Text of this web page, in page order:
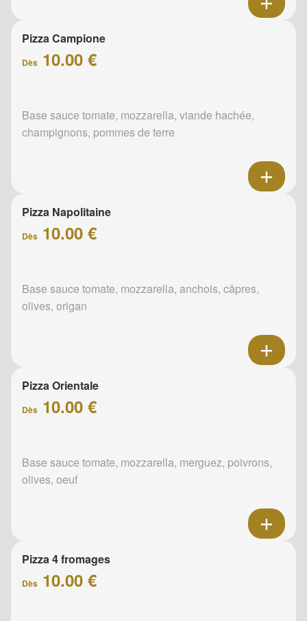
Pizza Campione
Dès 10.00 €
Base sauce tomate, mozzarella, viande hachée,
champignons, pommes de terre
Pizza Napolitaine
Dès 10.00 €
Base sauce tomate, mozzarella, anchois, câpres,
olives, origan
Pizza Orientale
Dès 10.00 €
Base sauce tomate, mozzarella, merguez, poivrons,
olives, oeuf
Pizza 4 fromages
Dès 10.00 €